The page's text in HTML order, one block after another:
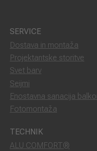
SERVICE
Dostava in montaža
Projektantske storitve
Svet barv
Seijmi
Enostavna sanacija
Fotomontaža
TECHNIK
ALU COMFORT®